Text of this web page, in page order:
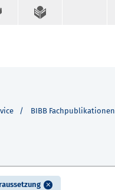
BIBB Fachpublikationen